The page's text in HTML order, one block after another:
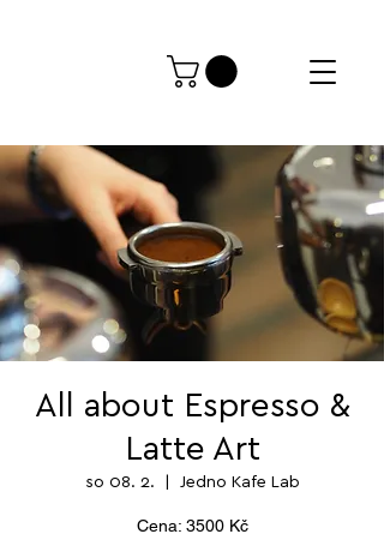
All about Espresso &
Latte Art
so 08. 2.
  |
Jedno Kafe Lab
Cena: 3500 Kč